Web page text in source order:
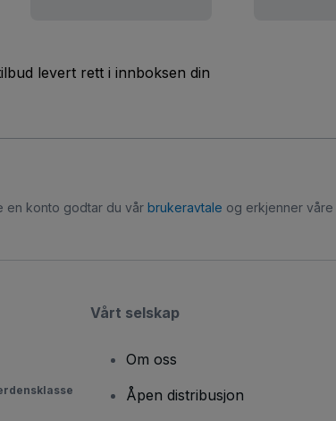
levert rett i innboksen din
en konto godtar du vår brukeravtale og erkjenner våre
Vårt selskap
Om oss
Åpen distribusjon